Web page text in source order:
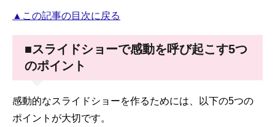
に良かったです。ありがとうござ
いました。
▲この記事の目次に戻る
■スライドショーで感動を呼び起こす5つ
のポイント
感動的なスライドショーを作るためには、以下の5つの
ポイントが大切です。